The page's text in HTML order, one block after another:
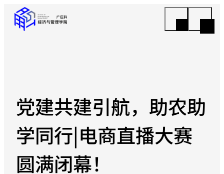
党建共建引航，助农助
学同行|电商直播大赛
圆满闭幕！